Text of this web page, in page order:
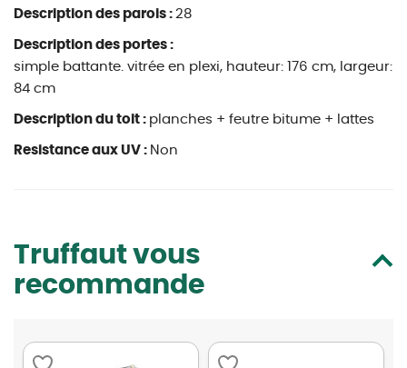
Description des parois : 28
Description des portes :
simple battante. vitrée en plexi, hauteur: 176 cm, largeur:
84 cm
Description du toit : planches + feutre bitume + lattes
Resistance aux UV : Non
Truffaut vous
recommande